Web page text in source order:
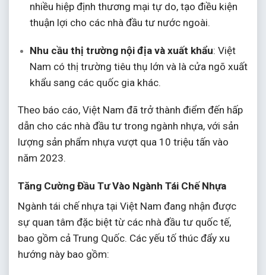
nhiều hiệp định thương mại tự do, tạo điều kiện
thuận lợi cho các nhà đầu tư nước ngoài.
Nhu cầu thị trường nội địa và xuất khẩu: Việt
Nam có thị trường tiêu thụ lớn và là cửa ngõ xuất
khẩu sang các quốc gia khác.
Theo báo cáo, Việt Nam đã trở thành điểm đến hấp
dẫn cho các nhà đầu tư trong ngành nhựa, với sản
lượng sản phẩm nhựa vượt qua 10 triệu tấn vào
năm 2023.
Tăng Cường Đầu Tư Vào Ngành Tái Chế Nhựa
Ngành tái chế nhựa tại Việt Nam đang nhận được
sự quan tâm đặc biệt từ các nhà đầu tư quốc tế,
bao gồm cả Trung Quốc. Các yếu tố thúc đẩy xu
hướng này bao gồm: